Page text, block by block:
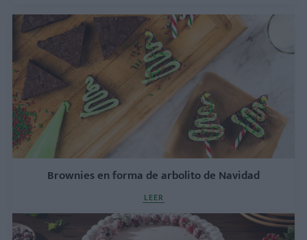
Brownies en forma de arbolito de Navidad
LEER